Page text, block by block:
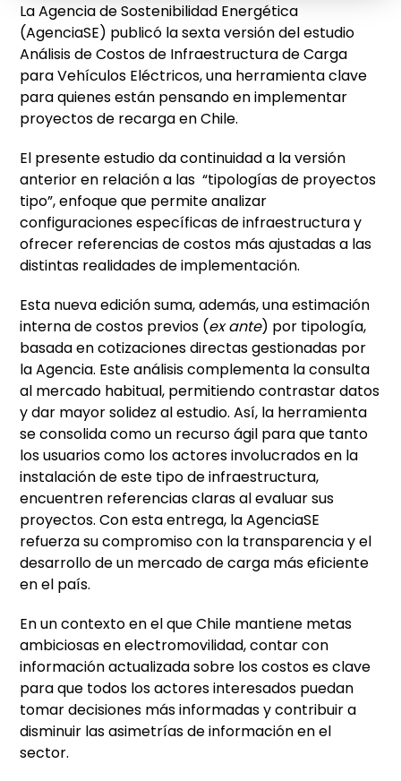
La Agencia de Sostenibilidad Energética
(AgenciaSE) publicó la sexta versión del estudio
Análisis de Costos de Infraestructura de Carga
para Vehículos Eléctricos, una herramienta clave
para quienes están pensando en implementar
proyectos de recarga en Chile.
El presente estudio da continuidad a la versión
anterior en relación a las “tipologías de proyectos
tipo”, enfoque que permite analizar
configuraciones específicas de infraestructura y
ofrecer referencias de costos más ajustadas a las
distintas realidades de implementación.
Esta nueva edición suma, además, una estimación
interna de costos previos (ex ante) por tipología,
basada en cotizaciones directas gestionadas por
la Agencia. Este análisis complementa la consulta
al mercado habitual, permitiendo contrastar datos
y dar mayor solidez al estudio. Así, la herramienta
se consolida como un recurso ágil para que tanto
los usuarios como los actores involucrados en la
instalación de este tipo de infraestructura,
encuentren referencias claras al evaluar sus
proyectos. Con esta entrega, la AgenciaSE
refuerza su compromiso con la transparencia y el
desarrollo de un mercado de carga más eficiente
en el país.
En un contexto en el que Chile mantiene metas
ambiciosas en electromovilidad, contar con
información actualizada sobre los costos es clave
para que todos los actores interesados puedan
tomar decisiones más informadas y contribuir a
disminuir las asimetrías de información en el
sector.